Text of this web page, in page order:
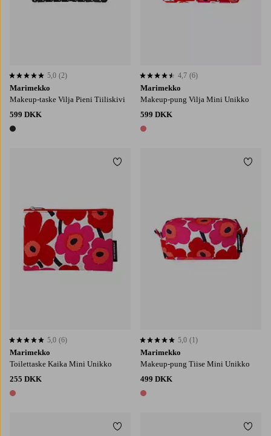
Marimekko
Makeup-taske Vilja Pieni Tiiliskivi
599 DKK
1 farve
5,0 baseret på 2 bedømmelser
5,0 (2)
Marimekko
Makeup-pung Vilja Mini Unikko
599 DKK
1 farve
4,7 baseret på 6 bedømmelser
4,7 (6)
Marimekko
Toilettaske Kaika Mini Unikko
255 DKK
1 farve
5,0 baseret på 6 bedømmelser
5,0 (6)
Tilføj til favoritter
Marimekko
Makeup-pung Tiise Mini Unikko
499 DKK
1 farve
5,0 baseret på 1 bedømmelser
5,0 (1)
Tilføj til favoritter